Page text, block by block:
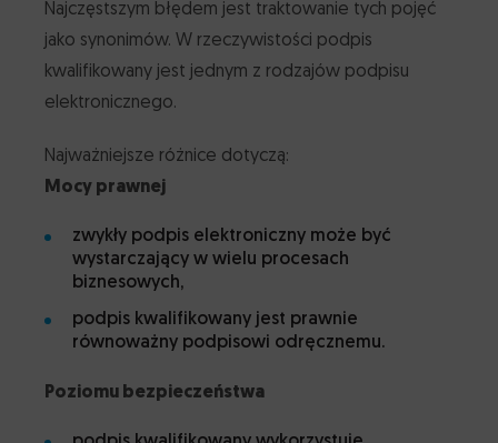
Najczęstszym błędem jest traktowanie tych pojęć
jako synonimów. W rzeczywistości podpis
kwalifikowany jest jednym z rodzajów podpisu
elektronicznego.
Najważniejsze różnice dotyczą:
Mocy prawnej
zwykły podpis elektroniczny może być
wystarczający w wielu procesach
biznesowych,
podpis kwalifikowany jest prawnie
równoważny podpisowi odręcznemu.
Poziomu bezpieczeństwa